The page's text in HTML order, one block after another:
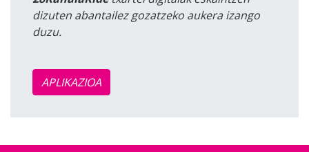
dizuten abantailez gozatzeko aukera izango
duzu.
APLIKAZIOA